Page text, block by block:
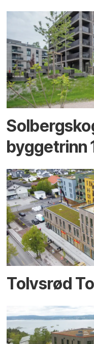
byggetrinn
Tolvsrød